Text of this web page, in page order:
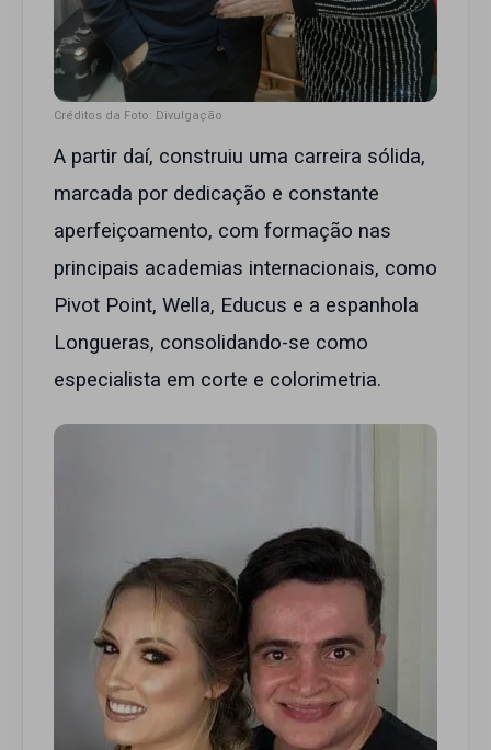
Créditos da Foto: Divulgação
A partir daí, construiu uma carreira sólida,
marcada por dedicação e constante
aperfeiçoamento, com formação nas
principais academias internacionais, como
Pivot Point, Wella, Educus e a espanhola
Longueras, consolidando-se como
especialista em corte e colorimetria.